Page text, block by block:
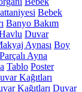
Bebek
Banyo Bakım
Duvar
Aynası Boy
Parçalı Ayna
Tablo Poster
Kağıtları
Kağıtları Duvar